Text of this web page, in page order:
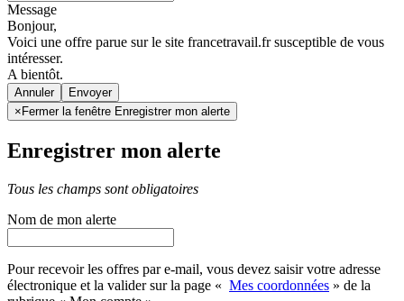
Message
Bonjour,
Voici une offre parue sur le site francetravail.fr susceptible de vous
intéresser.
A bientôt.
Annuler
× Fermer la fenêtre Enregistrer mon alerte
Enregistrer mon alerte
Tous les champs sont obligatoires
Nom de mon alerte
Pour recevoir les offres par e-mail, vous devez saisir votre adresse
électronique et la valider sur la page « Mes coordonnées » de la